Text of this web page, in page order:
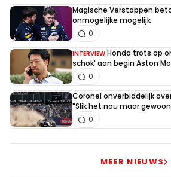
Magische Verstappen
onmogelijke mogelijk
0
INTERVIEW Honda trots op
schok' aan begin Aston
0
Coronel onverbiddelijk
"Slik het nou maar
0
MEER NIEUWS